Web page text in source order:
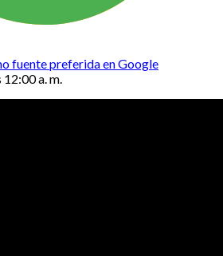
fuente preferida en Google
a. m.